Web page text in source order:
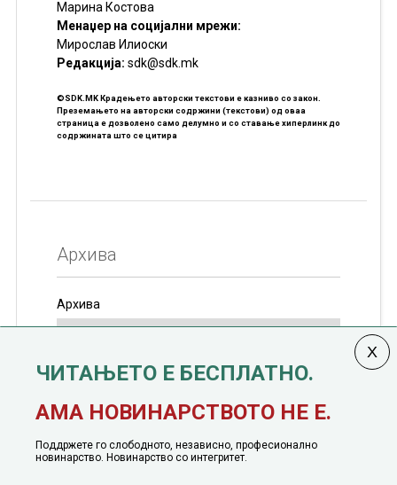
Марина Костова
Менаџер на социјални мрежи:
Мирослав Илиоски
Редакцијa: sdk@sdk.mk
©SDK.MK Крадењето авторски текстови е казниво со закон.
Преземањето на авторски содржини (текстови) од оваа
страница е дозволено само делумно и со ставање хиперлинк до
содржината што се цитира
Архива
Архива
јануари, 1991 година
ЧИТАЊЕТО Е БЕСПЛАТНО.
АМА НОВИНАРСТВОТО НЕ Е.
Поддржете го слободното, независно, професионално
новинарство. Новинарство со интегритет.